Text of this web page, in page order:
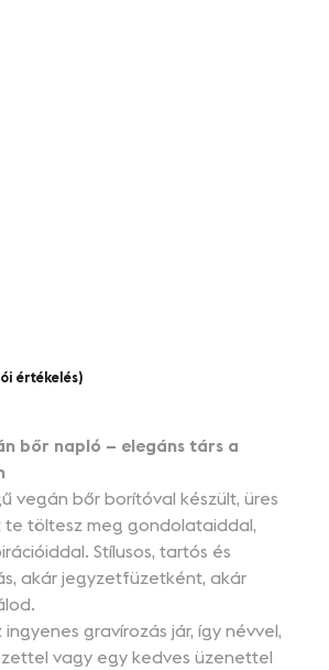
értékelés)
bőr napló – elegáns társ a
vegán bőr borítóval készült, üres
te töltesz meg gondolataiddal,
Stílusos, tartós és
akár jegyzetfüzetként, akár
gravírozás jár, így névvel,
vagy egy kedves üzenettel